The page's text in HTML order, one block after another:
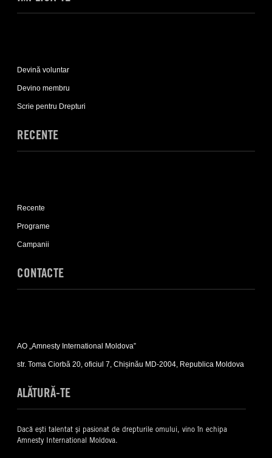
Implică-
te
sub-
list
Devină voluntar
Devino membru
Scrie pentru Drepturi
RECENTE
Recente
sub-
list
Recente
Programe
Campanii
CONTACTE
Contacte
sub-
list
AO „Amnesty International Moldova”
str. Toma Ciorbă 20, oficiul 7, Chișinău MD-2004, Republica Moldova
ALĂTURĂ-TE
Dacă ești talentat și pasionat de drepturile omului, vino în echipa
Amnesty International Moldova.